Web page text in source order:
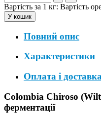
Вартість за 1 кг: Вартість
Повний опис
Характеристики
Оплата і доставка
Colombia Chiroso
ферментації